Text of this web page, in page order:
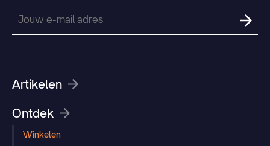
Artikelen
Ontdek
Winkelen